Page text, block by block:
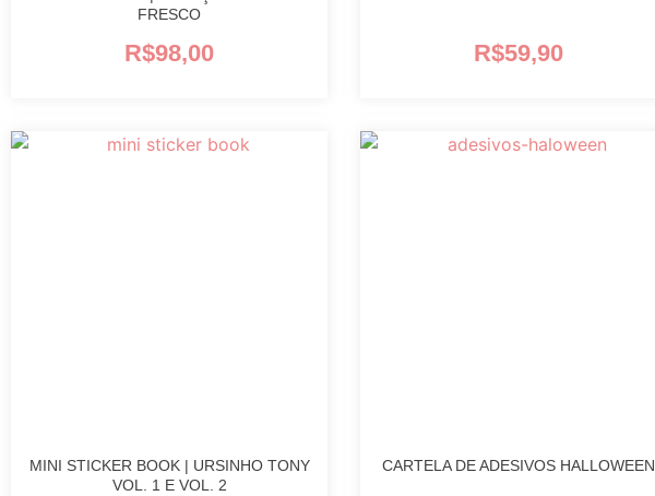
FRESCO
R$98,00 R$59,90
MINI STICKER BOOK | URSINHO TONY
VOL. 1 E VOL. 2
CARTELA DE ADESIVOS HALLOWEEN